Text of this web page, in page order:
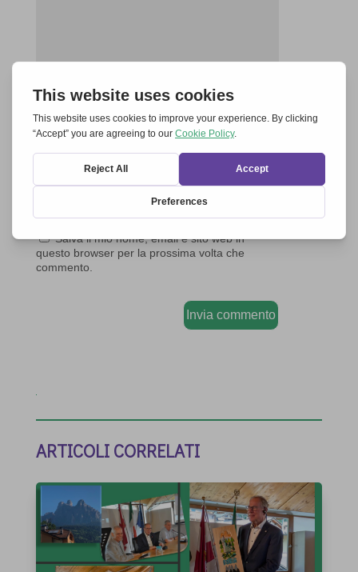
Salva il mio nome, email e sito web in
questo browser per la prossima volta che
commento.
Invia commento
ARTICOLI CORRELATI